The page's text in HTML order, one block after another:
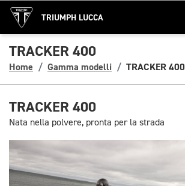
TRIUMPH LUCCA
TRACKER 400
Home Gamma modelli TRACKER 400
TRACKER 400
Nata nella polvere, pronta per la strada